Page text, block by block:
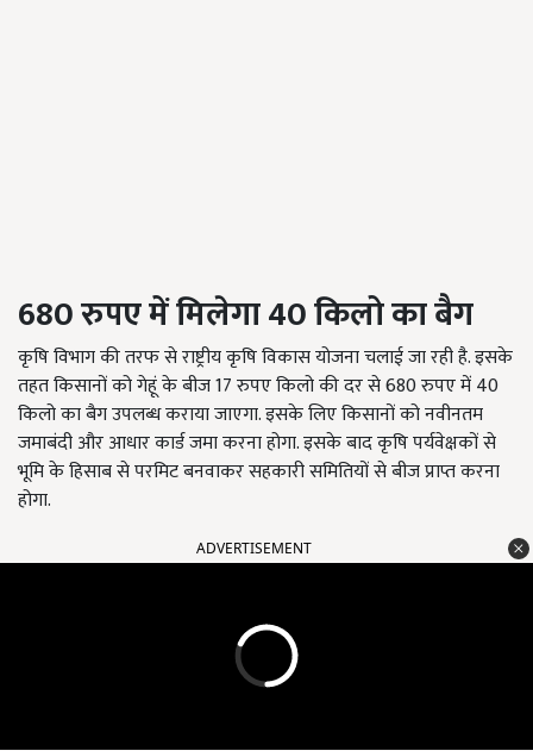
680 रुपए में मिलेगा 40किलो का बैग
कृषि विभाग की तरफ से राष्ट्रीय कृषि विकास योजना चलाई जा रही है. इसके
तहत किसानों को गेहूं के बीज 17 रुपए किलो की दर से 680 रुपए में 40
किलो का बैग उपलब्ध कराया जाएगा. इसके लिए किसानों को नवीनतम
जमाबंदी और आधार कार्ड जमा करना होगा. इसके बाद कृषि पर्यवेक्षकों से
भूमि के हिसाब से परमिट बनवाकर सहकारी समितियों से बीज प्राप्त करना
होगा.
ADVERTISEMENT